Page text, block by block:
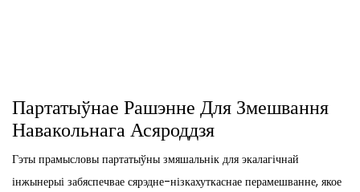
Партатыўнае Рашэнне Для Змешвання
Навакольнага Асяроддзя
Гэты прамысловы партатыўны змяшальнік для экалагічнай
інжынерыі забяспечвае сярэдне-нізкахуткаснае перамешванне, якое